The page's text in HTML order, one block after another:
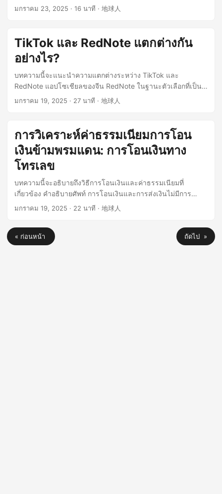
ท่าเรือทั้งสองด้าน เพื่อความสะดวกในการวางแผนการเดินทาง
มกราคม 23, 2025 · 16 นาที · 地球人
TikTok และ RedNote แตกต่างกัน
อย่างไร?
บทความนี้จะแนะนำความแตกต่างระหว่าง TikTok และ
RedNote แอปโซเชียลของจีน RedNote ในฐานะตัวเลือกที่เป็น
ไปได้แทน TikTok ได้ดึงดูดผู้ใช้ TikTok ที่กำลังมองหาแพลตฟอร์ม
มกราคม 19, 2025 · 27 นาที · 地球人
การวิเคราะห์ค่าธรรมเนียมการโอน
เงินข้ามพรมแดน: การโอนเงินทาง
โทรเลข
บทความนี้จะอธิบายถึงวิธีการโอนเงินและค่าธรรมเนียมที่
เกี่ยวข้อง คำอธิบายศัพท์ การโอนเงินและการส่งเงินไม่มีการ
กำหนดขอบเขตที่ชัดเจน ปัจจุบัน การส่งเงินมักหมายถึงการโอน
อิเล็กทรอนิกส์ ซึ่งรวมถึงการโอนเงินทางโทรเลข ...
มกราคม 19, 2025 · 22 นาที · 地球人
« ก่อนหน้า ถัดไป »